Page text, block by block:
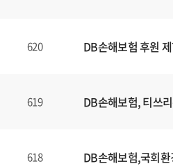
620 DB손해보험 후원
619 DB손해보험, 티쓰
618 DB손해보험,국회